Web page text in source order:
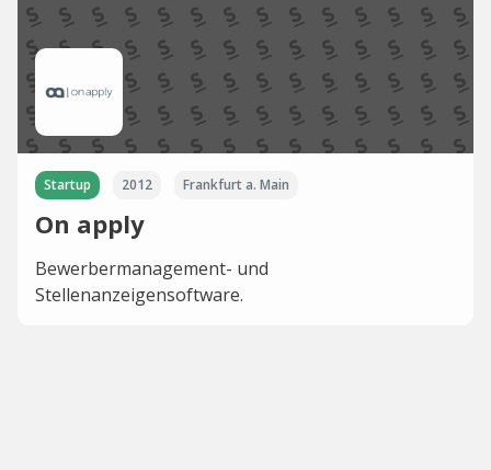
Startup 2012 Frankfurt a. Main
On apply
Bewerbermanagement- und
Stellenanzeigensoftware.